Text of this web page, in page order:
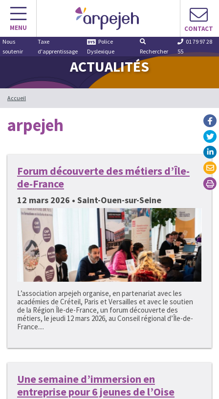
Aller
contenu
MENU CONTACT
Nous
soutenir
Taxe
d'apprentissage
Police
Dyslexique
Rechercher
01 79 97 28
55
ACTUALITÉS
Accueil
arpejeh
Forum découverte des métiers d’Île-
de-France
12 mars 2026 • Saint-Ouen-sur-Seine
L’association arpejeh organise, en partenariat avec les
académies de Créteil, Paris et Versailles et avec le soutien
de la Région Île-de-France, un forum découverte des
métiers, le jeudi 12 mars 2026, au Conseil régional d’Île-de-
France....
Une semaine d’immersion en
entreprise pour 6 jeunes de l’Oise